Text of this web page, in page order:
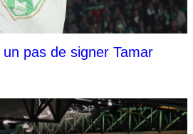
pas de signer Tamar